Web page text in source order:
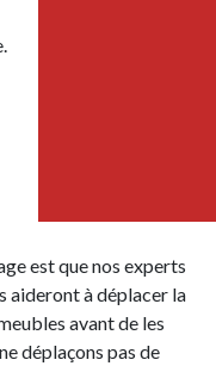
est que nos experts
aideront à déplacer la
avant de les
déplaçons pas de